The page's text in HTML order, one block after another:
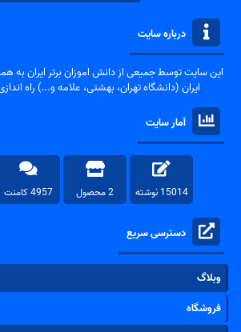
درباره سایت
این سایت توسط جمیعی از دانش اموزان برتر ایران به
ایران (دانشگاه تهران، بهشتی، علامه و...) راه
آمار سایت
15014 نوشته 2 محصول 4957 کامنت
دسترسی سریع
وبلاگ
فروشگاه